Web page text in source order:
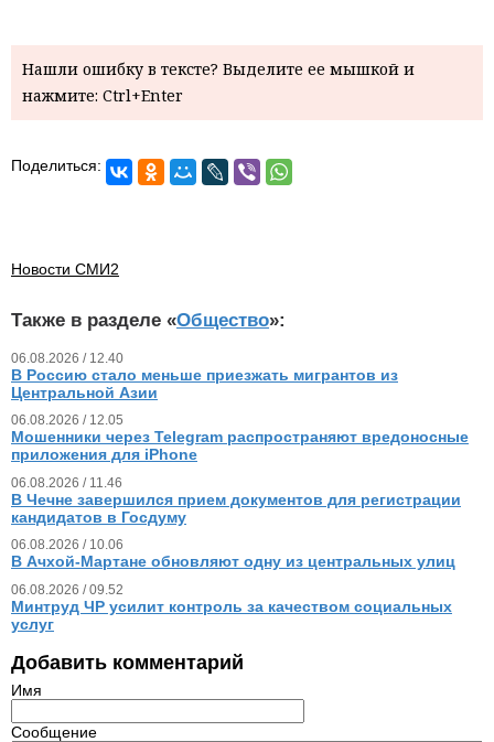
Нашли ошибку в тексте? Выделите ее мышкой и
нажмите: Ctrl+Enter
Поделиться:
Новости СМИ2
Также в разделе «Общество»:
06.08.2026 / 12.40
В Россию стало меньше приезжать мигрантов из
Центральной Азии
06.08.2026 / 12.05
Мошенники через Telegram распространяют вредоносные
приложения для iPhone
06.08.2026 / 11.46
В Чечне завершился прием документов для регистрации
кандидатов в Госдуму
06.08.2026 / 10.06
В Ачхой-Мартане обновляют одну из центральных улиц
06.08.2026 / 09.52
Минтруд ЧР усилит контроль за качеством социальных
услуг
Добавить комментарий
Имя
Сообщение